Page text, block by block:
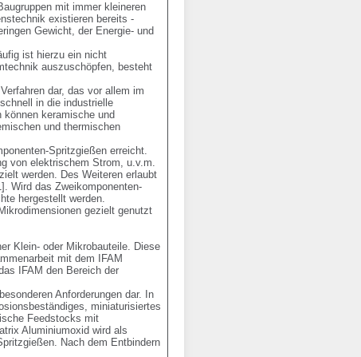
mit immer kleineren
existieren bereits -
Gewicht, der Energie- und
ist hierzu ein nicht
auszuschöpfen, besteht
dar, das vor allem im
in die industrielle
können keramische und
und thermischen
Spritzgießen erreicht.
von elektrischem Strom, u.v.m.
werden. Des Weiteren erlaubt
Wird das Zweikomponenten-
hergestellt werden.
gezielt genutzt
Klein- oder Mikrobauteile. Diese
mit dem IFAM
IFAM den Bereich der
Anforderungen dar. In
miniaturisiertes
Feedstocks mit
Aluminiumoxid wird als
Nach dem Entbindern